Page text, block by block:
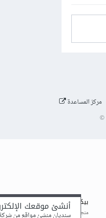
مركز المساعدة
©